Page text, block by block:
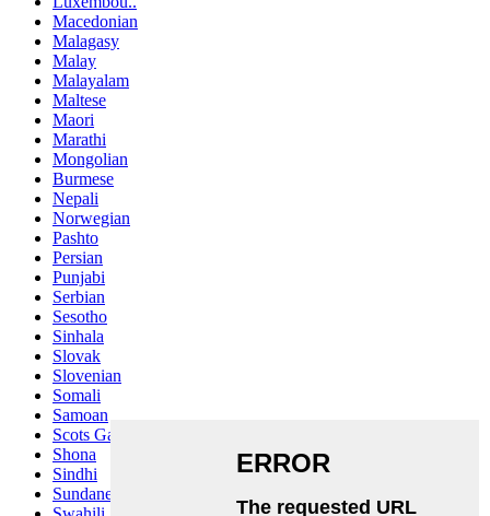
Macedonian
Malagasy
Malay
Malayalam
Maltese
Maori
Marathi
Mongolian
Burmese
Nepali
Norwegian
Pashto
Persian
Punjabi
Serbian
Sesotho
Sinhala
Slovak
Slovenian
Somali
Samoan
Scots Gaelic
Shona
Sindhi
Sundanese